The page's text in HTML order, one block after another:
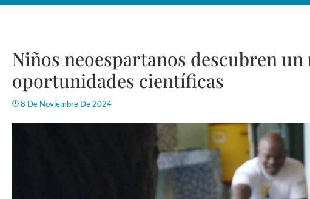
Niños neoespartanos descubren
oportunidades científicas
8 De Noviembre De 2024